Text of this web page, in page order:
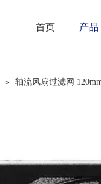
首页 产品
» 轴流风扇过滤网